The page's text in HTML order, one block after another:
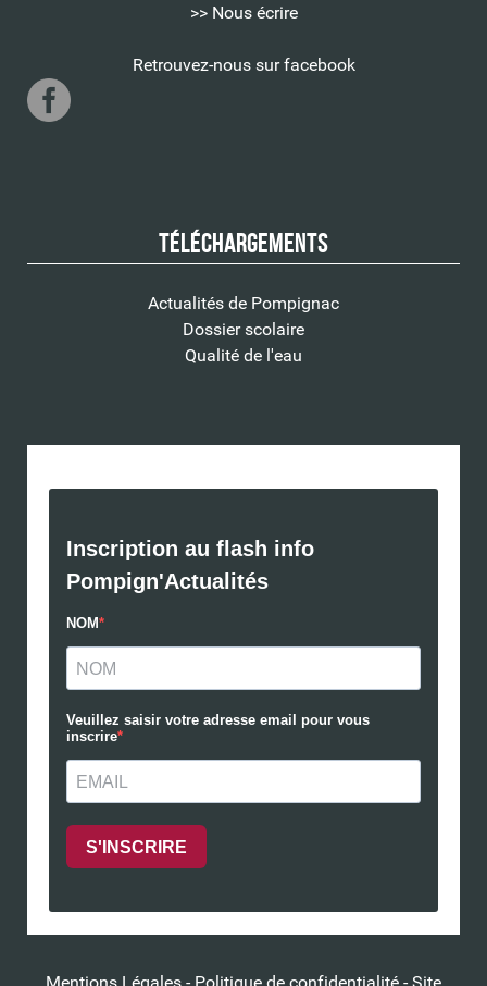
>> Nous écrire
Retrouvez-nous sur facebook
Téléchargements
Actualités de Pompignac
Dossier scolaire
Qualité de l'eau